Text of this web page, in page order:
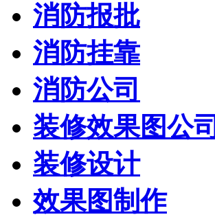
消防报批
消防挂靠
消防公司
装修效果图公司
装修设计
效果图制作